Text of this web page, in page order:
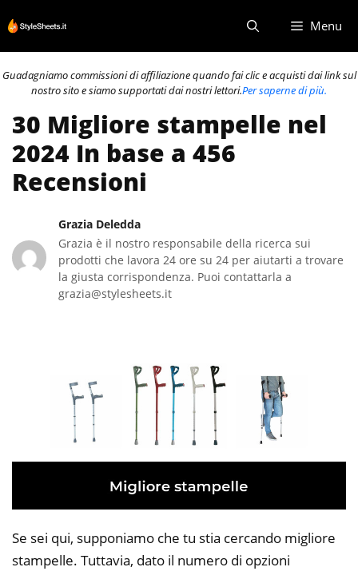
al
contenuto
Menu
Guadagniamo commissioni di affiliazione quando fai clic e acquisti dai link sul
nostro sito e siamo supportati dai nostri lettori.Per saperne di più.
30 Migliore stampelle nel
2024 In base a 456
Recensioni
Grazia Deledda
Grazia è il nostro responsabile della ricerca sui
prodotti che lavora 24 ore su 24 per aiutarti a trovare
la giusta corrispondenza. Puoi contattarla a
grazia@stylesheets.it
Se sei qui, supponiamo che tu stia cercando migliore
stampelle. Tuttavia, dato il numero di opzioni